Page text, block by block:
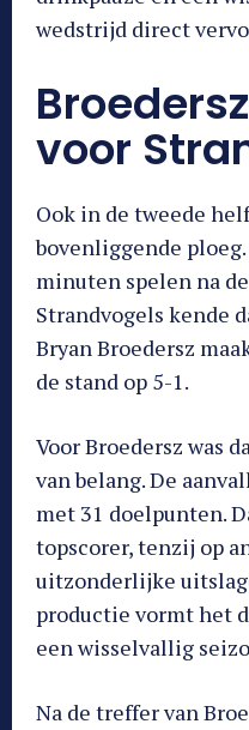
wedstrijd direct
voor
Ook in de tweede
bovenliggende
minuten spelen na
Strandvogels kende
Bryan Broedersz
de stand op 5-1.
Voor Broedersz was
van belang. De
met 31 doelpunten.
topscorer, tenzij op
uitzonderlijke
productie vormt het
een wisselvallig
Na de treffer van